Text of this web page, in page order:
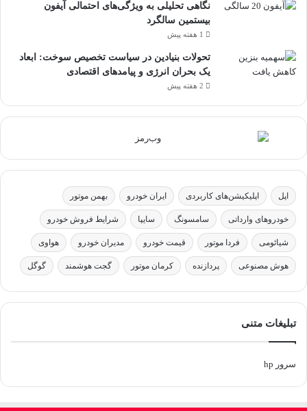
نگاهی تحلیلی به ویژگی‌های احتمالی آیفون
بیستمین سالگرد
1 هفته پیش
تحولات بنیادین در سیاست تخصیص سوخت: ابعاد
یک بحران انرژی و پیامدهای اقتصادی
2 هفته پیش
اپل اپلیکیشن‌های کاربردی ایران خودرو بهمن موتور
خودروهای وارداتی سامسونگ سایپا شرایط فروش خودرو
شیائومی فردا موتور قیمت خودرو مدیران خودرو هواوی
هوش مصنوعی پردازنده کرمان موتور گجت هوشمند گوگل
تبلیغات متنی
سرور hp